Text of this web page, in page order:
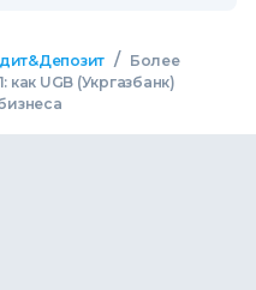
/
Более
UGB (Укргазбанк)